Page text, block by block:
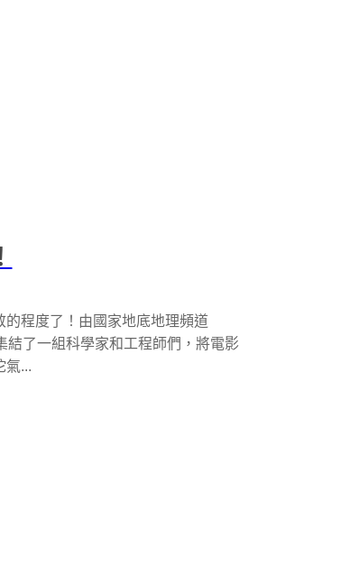
程度了！由國家地底地理頻道
了一組科學家和工程師們，將電影
氣...